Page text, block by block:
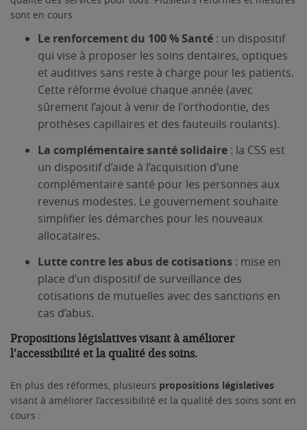
sont en cours
Le renforcement du 100 % Santé : un dispositif
qui vise à proposer les soins dentaires, optiques
et auditives sans reste à charge pour les patients.
Cette réforme évolue chaque année (avec
sûrement l’ajout à venir de l'orthodontie, des
prothèses capillaires et des fauteuils roulants).
La complémentaire santé solidaire : la CSS est
un dispositif d’aide à l’acquisition d’une
complémentaire santé pour les personnes aux
revenus modestes. Le gouvernement souhaite
simplifier les démarches pour les nouveaux
allocataires.
Lutte contre les abus de cotisations : mise en
place d’un dispositif de surveillance des
cotisations de mutuelles avec des sanctions en
cas d’abus.
Propositions législatives visant à améliorer
l'accessibilité et la qualité des soins.
En plus des réformes, plusieurs propositions législatives
visant à améliorer l’accessibilité et la qualité des soins sont en
cours :